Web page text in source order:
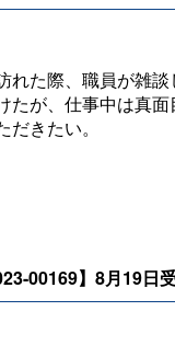
れた際、職員が雑談
たが、仕事中は真
きたい。
00169】8月19日